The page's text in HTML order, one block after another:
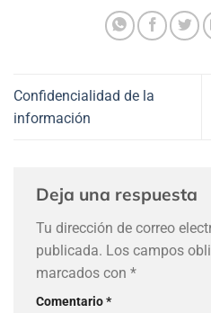
Confidencialidad de la
información
Deja una respuesta
Tu dirección de correo
publicada. Los campos
marcados con *
Comentario*